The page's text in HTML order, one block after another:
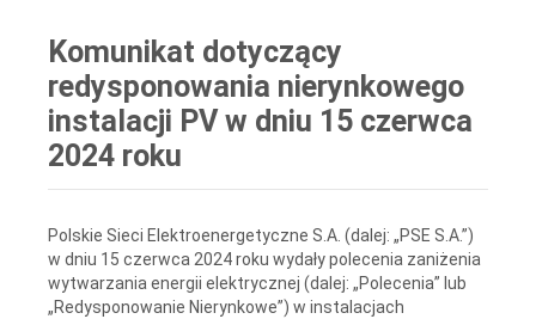
Komunikat dotyczący
redysponowania nierynkowego
instalacji PV w dniu 15 czerwca
2024 roku
Polskie Sieci Elektroenergetyczne S.A. (dalej: „PSE S.A.”)
w dniu 15 czerwca 2024 roku wydały polecenia zaniżenia
wytwarzania energii elektrycznej (dalej: „Polecenia” lub
„Redysponowanie Nierynkowe”) w instalacjach